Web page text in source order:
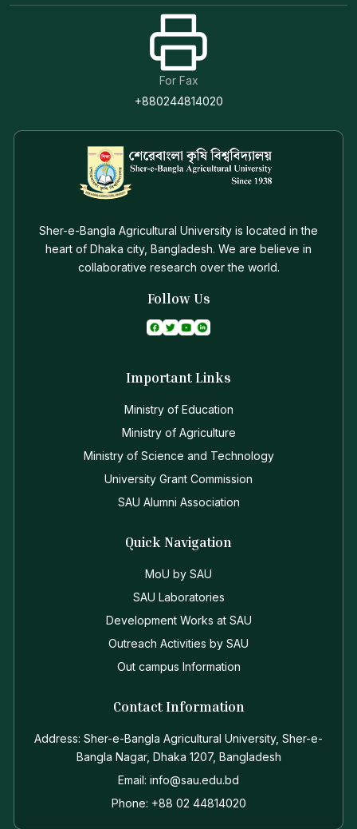
For Fax
+880244814020
Sher-e-Bangla Agricultural University is located in the
heart of Dhaka city, Bangladesh. We are believe in
collaborative research over the world.
Follow Us
Important Links
Ministry of Education
Ministry of Agriculture
Ministry of Science and Technology
University Grant Commission
SAU Alumni Association
Quick Navigation
MoU by SAU
SAU Laboratories
Development Works at SAU
Outreach Activities by SAU
Out campus Information
Contact Information
Address: Sher-e-Bangla Agricultural University, Sher-e-
Bangla Nagar, Dhaka 1207, Bangladesh
Email: info@sau.edu.bd
Phone: +88 02 44814020